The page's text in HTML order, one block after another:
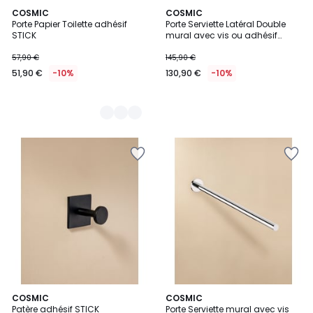
COSMIC
Porte Papier Toilette adhésif
STICK
57,90 €
51,90 € -10%
3
Couleurs
COSMIC
Porte Serviette Latéral Double
mural avec vis ou adhésif
145,90 €
130,90 € -10%
COSMIC
Patère adhésif STICK
3
COSMIC
Porte Serviette mural avec vis